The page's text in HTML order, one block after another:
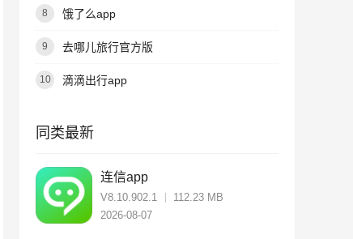
8 饿了么app
9 去哪儿旅行官方版
10 滴滴出行app
同类最新
连信app
V8.10.902.1
112.23 MB
2026-08-07